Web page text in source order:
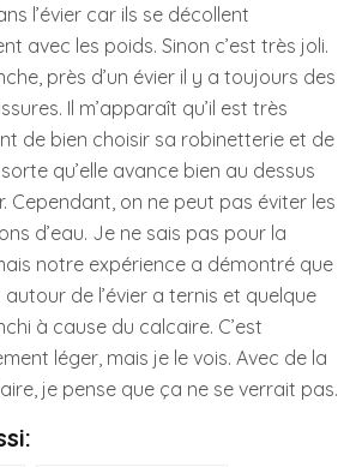
l’évier car ils se décollent
avec les poids. Sinon c’est très joli.
près d’un évier il y a toujours des
Il m’apparaît qu’il est très
de bien choisir sa robinetterie et de
qu’elle avance bien au dessus
Cependant, on ne peut pas éviter les
d’eau. Je ne sais pas pour la
notre expérience a démontré que
de l’évier a ternis et quelque
à cause du calcaire. C’est
léger, mais je le vois. Avec de la
je pense que ça ne se verrait pas.